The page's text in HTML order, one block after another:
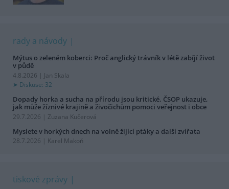
rady a návody
Mýtus o zeleném koberci: Proč anglický trávník v létě zabíjí život
v půdě
4.8.2026 | Jan Skala
Diskuse: 32
Dopady horka a sucha na přírodu jsou kritické. ČSOP ukazuje,
jak může žíznivé krajině a živočichům pomoci veřejnost i obce
29.7.2026 | Zuzana Kučerová
Myslete v horkých dnech na volně žijící ptáky a další zvířata
28.7.2026 | Karel Makoň
tiskové zprávy